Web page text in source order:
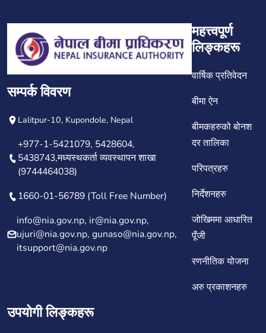
सम्पर्क विवरण
Lalitpur-10, Kupondole, Nepal
+977-1-5421079, 5428604,
5438743,मध्यस्थकर्ता व्यवस्थापन शाखा
(9744464038)
1660-01-56789 (Toll Free Number)
info@nia.gov.np, ir@nia.gov.np,
ujuri@nia.gov.np, gunaso@nia.gov.np,
itsupport@nia.gov.np
महत्त्वपूर्ण
लिङ्कहरू
वार्षिक प्रतिवेदन
बीमा ऐन
बीमकहरुको बोनश
दर तालिका
परिपत्रहरु
निर्देशनहरु
जोखिममा आधारित
पूँजी
रणनीतिक योजना
अरु प्रकाशनहरु
उपयोगी लिङ्कहरू